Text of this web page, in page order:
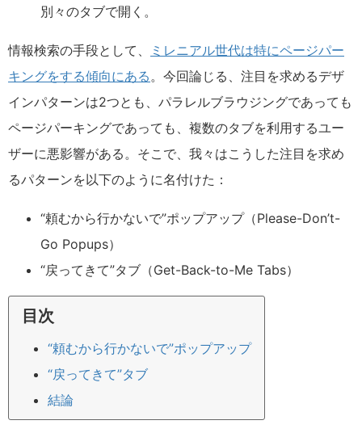
別々のタブで開く。
情報検索の手段として、
ミレニアル世代は特にページパー
キングをする傾向にある。今回論じる、注目を求めるデザ
インパターンは2つとも、パラレルブラウジングであっても
ページパーキングであっても、複数のタブを利用するユー
ザーに悪影響がある。そこで、我々はこうした注目を求め
るパターンを以下のように名付けた：
“頼むから行かないで”ポップアップ（Please-Don’t-
Go Popups）
“戻ってきて”タブ（Get-Back-to-Me Tabs）
目次
“頼むから行かないで”ポップアップ
“戻ってきて”タブ
結論